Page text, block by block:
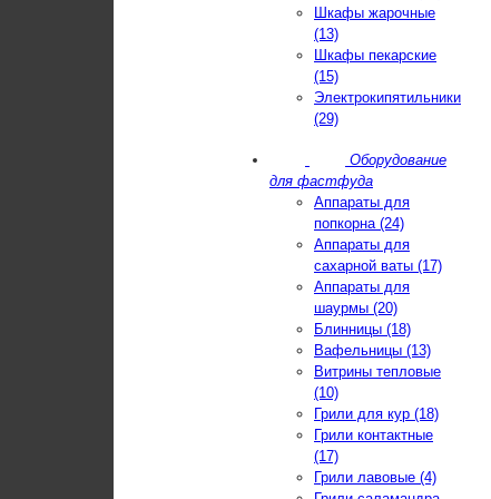
Шкафы жарочные
(13)
Шкафы пекарские
(15)
Электрокипятильники
(29)
Оборудование
для фастфуда
Аппараты для
попкорна (24)
Аппараты для
сахарной ваты (17)
Аппараты для
шаурмы (20)
Блинницы (18)
Вафельницы (13)
Витрины тепловые
(10)
Грили для кур (18)
Грили контактные
(17)
Грили лавовые (4)